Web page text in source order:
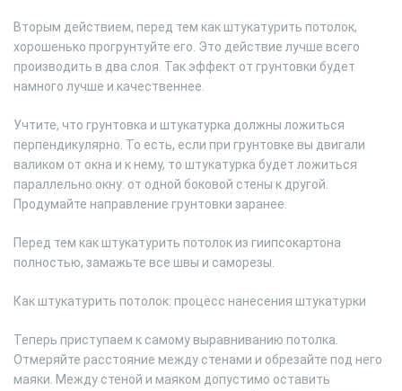
Вторым действием, перед тем как штукатурить потолок,
хорошенько прогрунтуйте его. Это действие лучше всего
производить в два слоя. Так эффект от грунтовки будет
намного лучше и качественнее.
Учтите, что грунтовка и штукатурка должны ложиться
перпендикулярно. То есть, если при грунтовке вы двигали
валиком от окна и к нему, то штукатурка будет ложиться
параллельно окну: от одной боковой стены к другой.
Продумайте направление грунтовки заранее.
Перед тем как штукатурить потолок из гиипсокартона
полностью, замажьте все швы и саморезы.
Как штукатурить потолок: процесс нанесения штукатурки
Теперь приступаем к самому выравниванию потолка.
Отмеряйте расстояние между стенами и обрезайте под него
маяки. Между стеной и маяком допустимо оставить